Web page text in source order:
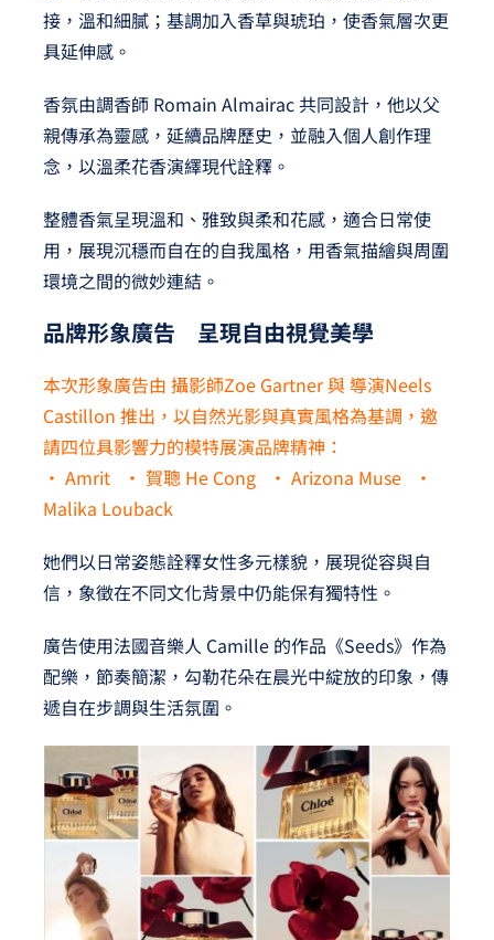
接，溫和細膩；基調加入香草與琥珀，使香氣層次更
具延伸感。
香氛由調香師 Romain Almairac 共同設計，他以父
親傳承為靈感，延續品牌歷史，並融入個人創作理
念，以溫柔花香演繹現代詮釋。
整體香氣呈現溫和、雅致與柔和花感，適合日常使
用，展現沉穩而自在的自我風格，用香氣描繪與周圍
環境之間的微妙連結。
品牌形象廣告 呈現自由視覺美學
本次形象廣告由 攝影師Zoe Gartner 與 導演Neels
Castillon 推出，以自然光影與真實風格為基調，邀
請四位具影響力的模特展演品牌精神：
• Amrit • 賀聰 He Cong • Arizona Muse •
Malika Louback
她們以日常姿態詮釋女性多元樣貌，展現從容與自
信，象徵在不同文化背景中仍能保有獨特性。
廣告使用法國音樂人 Camille 的作品《Seeds》作為
配樂，節奏簡潔，勾勒花朵在晨光中綻放的印象，傳
遞自在步調與生活氛圍。